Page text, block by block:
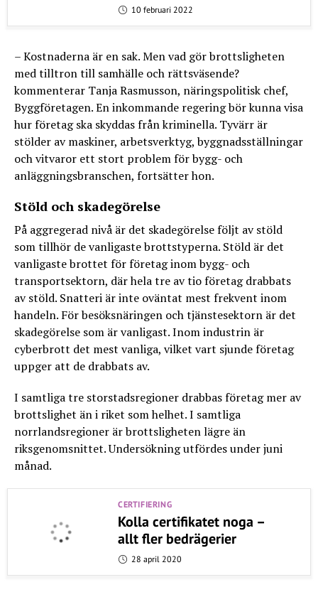
10 februari 2022
– Kostnaderna är en sak. Men vad gör brottsligheten
med tilltron till samhälle och rättsväsende?
kommenterar Tanja Rasmusson, näringspolitisk chef,
Byggföretagen. En inkommande regering bör kunna visa
hur företag ska skyddas från kriminella. Tyvärr är
stölder av maskiner, arbetsverktyg, byggnadsställningar
och vitvaror ett stort problem för bygg- och
anläggningsbranschen, fortsätter hon.
Stöld och skadegörelse
På aggregerad nivå är det skadegörelse följt av stöld
som tillhör de vanligaste brottstyperna. Stöld är det
vanligaste brottet för företag inom bygg- och
transportsektorn, där hela tre av tio företag drabbats
av stöld. Snatteri är inte oväntat mest frekvent inom
handeln. För besöksnäringen och tjänstesektorn är det
skadegörelse som är vanligast. Inom industrin är
cyberbrott det mest vanliga, vilket vart sjunde företag
uppger att de drabbats av.
I samtliga tre storstadsregioner drabbas företag mer av
brottslighet än i riket som helhet. I samtliga
norrlandsregioner är brottsligheten lägre än
riksgenomsnittet. Undersökning utfördes under juni
månad.
CERTIFIERING
Kolla certifikatet noga –
allt fler bedrägerier
28 april 2020